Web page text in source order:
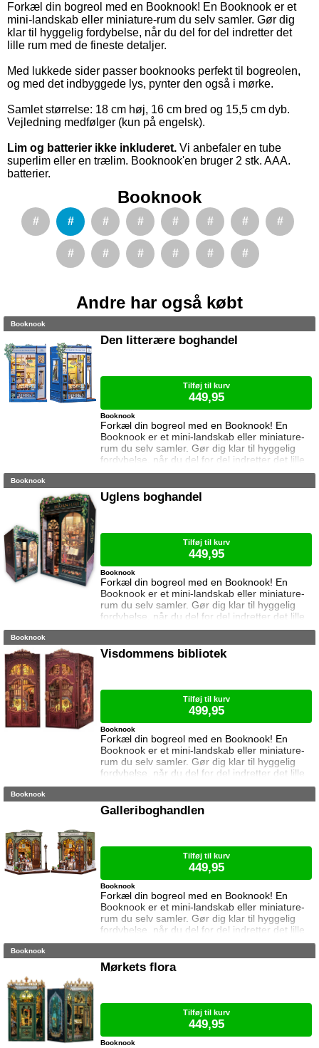
Forkæl din bogreol med en Booknook! En Booknook er et
mini-landskab eller miniature-rum du selv samler. Gør dig
klar til hyggelig fordybelse, når du del for del indretter det
lille rum med de fineste detaljer.
Med lukkede sider passer booknooks perfekt til bogreolen,
og med det indbyggede lys, pynter den også i mørke.
Samlet størrelse: 18 cm høj, 16 cm bred og 15,5 cm dyb.
Vejledning medfølger (kun på engelsk).
Lim og batterier ikke inkluderet. Vi anbefaler en tube
superlim eller en trælim. Booknook'en bruger 2 stk. AAA.
batterier.
Booknook
# # # # # # # #
# # # # # #
Andre har også købt
Booknook
Den litterære boghandel
Forkæl din bogreol med en Booknook! En
Booknook er et mini-landskab eller miniature-
rum du selv samler. Gør dig klar til hyggelig
fordybelse, når du del for del indretter det lille
rum med de fineste detaljer. Med lukkede
og med det indbyggede lys, pynter den også i
mørke. Samlet størrelse: 17 cm høj, 11,5 cm
Booknook
Tilføj til kurv
449,95
Booknook
Uglens boghandel
Forkæl din bogreol med en Booknook! En
Booknook er et mini-landskab eller miniature-
rum du selv samler. Gør dig klar til hyggelig
fordybelse, når du del for del indretter det lille
rum med de fineste detaljer. Med lukkede
og med det indbyggede lys, pynter den også i
Booknook
Tilføj til kurv
449,95
Booknook
Visdommens bibliotek
Forkæl din bogreol med en Booknook! En
Booknook er et mini-landskab eller miniature-
rum du selv samler. Gør dig klar til hyggelig
fordybelse, når du del for del indretter det lille
rum med de fineste detaljer. Med lukkede
og med det indbyggede lys, pynter den også i
mørke. Samlet størrelse: 23 cm høj, 11 cm
Booknook
Tilføj til kurv
499,95
Booknook
Galleriboghandlen
Forkæl din bogreol med en Booknook! En
Booknook er et mini-landskab eller miniature-
rum du selv samler. Gør dig klar til hyggelig
fordybelse, når du del for del indretter det lille
rum med de fineste detaljer. Med lukkede
og med det indbyggede lys, pynter den også i
mørke. Samlet størrelse: 19,1 cm høj, 15,5 cm
Booknook
Tilføj til kurv
449,95
Booknook
Mørkets flora
Booknook
Tilføj til kurv
449,95